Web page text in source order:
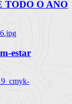
TODO O ANO
estar